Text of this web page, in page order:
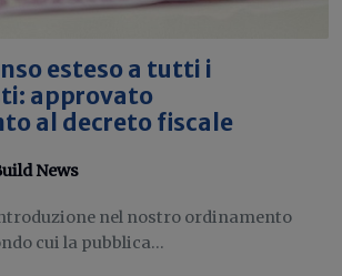
esteso a tutti i
approvato
al decreto fiscale
News
nel nostro ordinamento
cui la pubblica...